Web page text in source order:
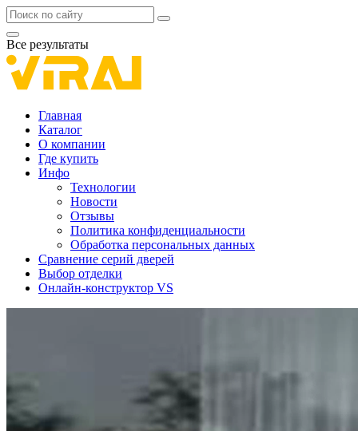
Все результаты
Главная
Каталог
О компании
Где купить
Инфо
Технологии
Новости
Отзывы
Политика конфиденциальности
Обработка персональных данных
Сравнение серий дверей
Выбор отделки
Онлайн-конструктор VS